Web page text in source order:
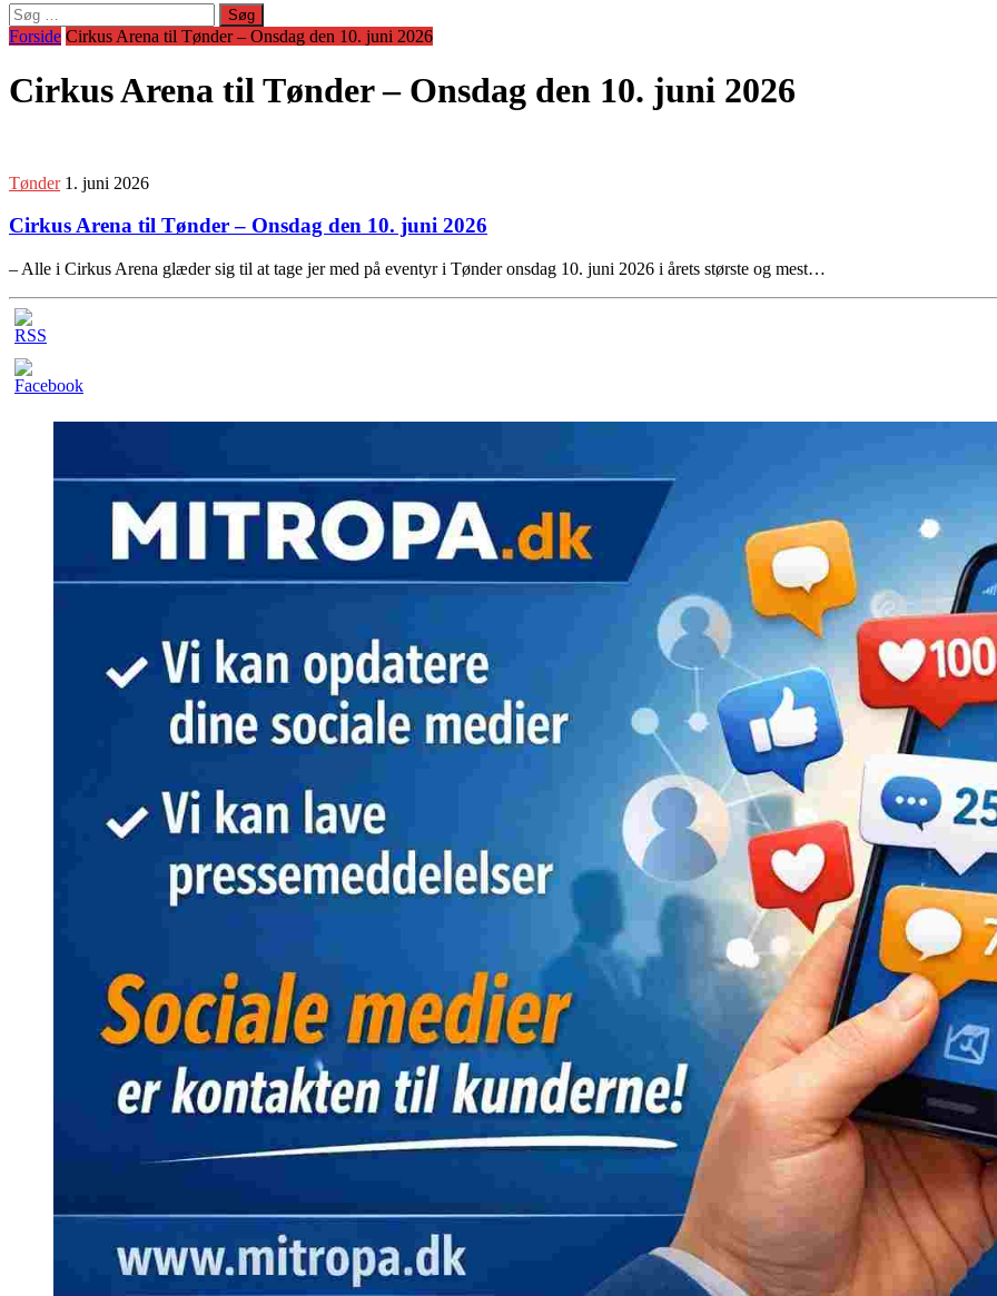
Søg
efter:
Forside Cirkus Arena til Tønder – Onsdag den 10. juni 2026
Cirkus Arena til Tønder – Onsdag den 10. juni 2026
Tønder 1. juni 2026
Cirkus Arena til Tønder – Onsdag den 10. juni 2026
– Alle i Cirkus Arena glæder sig til at tage jer med på eventyr i Tønder onsdag 10. juni 2026 i årets største og mest…